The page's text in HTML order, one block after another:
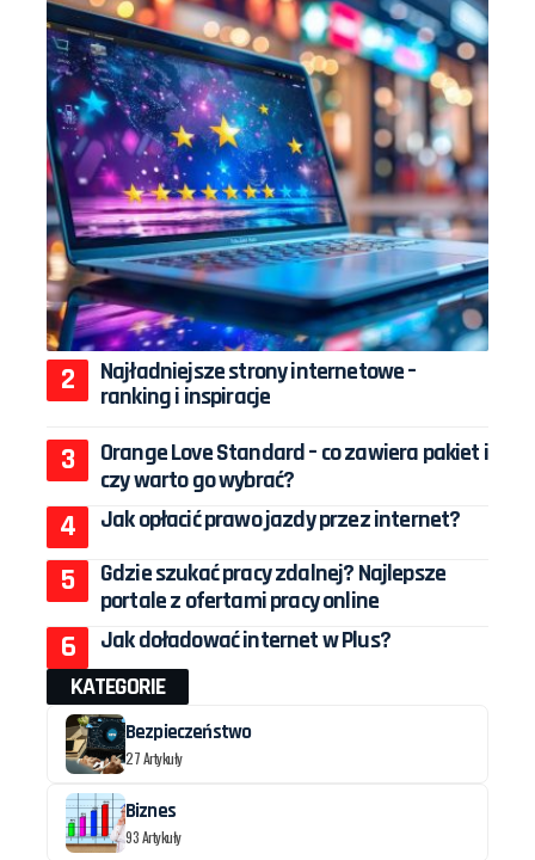
Najładniejsze strony internetowe –
ranking i inspiracje
Orange Love Standard – co zawiera pakiet i
czy warto go wybrać?
Jak opłacić prawo jazdy przez internet?
Gdzie szukać pracy zdalnej? Najlepsze
portale z ofertami pracy online
Jak doładować internet w Plus?
KATEGORIE
Bezpieczeństwo
27 Artykuły
Biznes
93 Artykuły